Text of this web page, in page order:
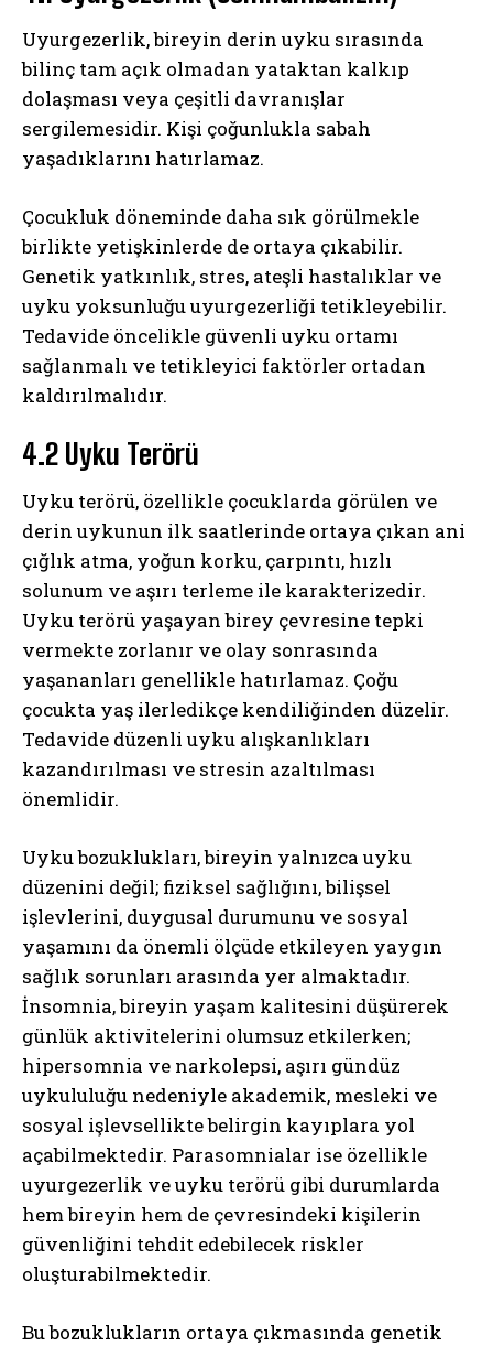
Uyurgezerlik, bireyin derin uyku sırasında
bilinç tam açık olmadan yataktan kalkıp
dolaşması veya çeşitli davranışlar
sergilemesidir. Kişi çoğunlukla sabah
yaşadıklarını hatırlamaz.
Çocukluk döneminde daha sık görülmekle
birlikte yetişkinlerde de ortaya çıkabilir.
Genetik yatkınlık, stres, ateşli hastalıklar ve
uyku yoksunluğu uyurgezerliği tetikleyebilir.
Tedavide öncelikle güvenli uyku ortamı
sağlanmalı ve tetikleyici faktörler ortadan
kaldırılmalıdır.
4.2 Uyku Terörü
Uyku terörü, özellikle çocuklarda görülen ve
derin uykunun ilk saatlerinde ortaya çıkan ani
çığlık atma, yoğun korku, çarpıntı, hızlı
solunum ve aşırı terleme ile karakterizedir.
Uyku terörü yaşayan birey çevresine tepki
vermekte zorlanır ve olay sonrasında
yaşananları genellikle hatırlamaz. Çoğu
çocukta yaş ilerledikçe kendiliğinden düzelir.
Tedavide düzenli uyku alışkanlıkları
kazandırılması ve stresin azaltılması
önemlidir.
Uyku bozuklukları, bireyin yalnızca uyku
düzenini değil; fiziksel sağlığını, bilişsel
işlevlerini, duygusal durumunu ve sosyal
yaşamını da önemli ölçüde etkileyen yaygın
sağlık sorunları arasında yer almaktadır.
İnsomnia, bireyin yaşam kalitesini düşürerek
günlük aktivitelerini olumsuz etkilerken;
hipersomnia ve narkolepsi, aşırı gündüz
uykululuğu nedeniyle akademik, mesleki ve
sosyal işlevsellikte belirgin kayıplara yol
açabilmektedir. Parasomnialar ise özellikle
uyurgezerlik ve uyku terörü gibi durumlarda
hem bireyin hem de çevresindeki kişilerin
güvenliğini tehdit edebilecek riskler
oluşturabilmektedir.
Bu bozuklukların ortaya çıkmasında genetik